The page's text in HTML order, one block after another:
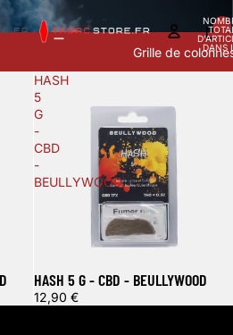
DANS
Grille de
HASH
5
G
-
CBD
-
BEULLYWOOD
HASH 5 G - CBD - BEULLYWOOD
12,90 €